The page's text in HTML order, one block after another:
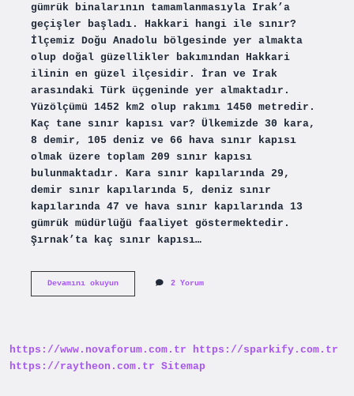
gümrük binalarının tamamlanmasıyla Irak’a
geçişler başladı. Hakkari hangi ile sınır?
İlçemiz Doğu Anadolu bölgesinde yer almakta
olup doğal güzellikler bakımından Hakkari
ilinin en güzel ilçesidir. İran ve Irak
arasındaki Türk üçgeninde yer almaktadır.
Yüzölçümü 1452 km2 olup rakımı 1450 metredir.
Kaç tane sınır kapısı var? Ülkemizde 30 kara,
8 demir, 105 deniz ve 66 hava sınır kapısı
olmak üzere toplam 209 sınır kapısı
bulunmaktadır. Kara sınır kapılarında 29,
demir sınır kapılarında 5, deniz sınır
kapılarında 47 ve hava sınır kapılarında 13
gümrük müdürlüğü faaliyet göstermektedir.
Şırnak’ta kaç sınır kapısı…
Devamını okuyunHakkaride
2 Yorum
https://www.novaforum.com.tr
https://sparkify.com.tr
https://raytheon.com.tr Sitemap